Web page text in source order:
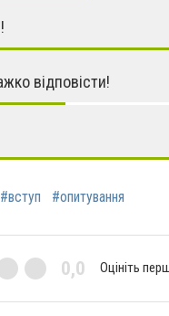
відповісти!
#вступ #опитування
0,0 Оцініть